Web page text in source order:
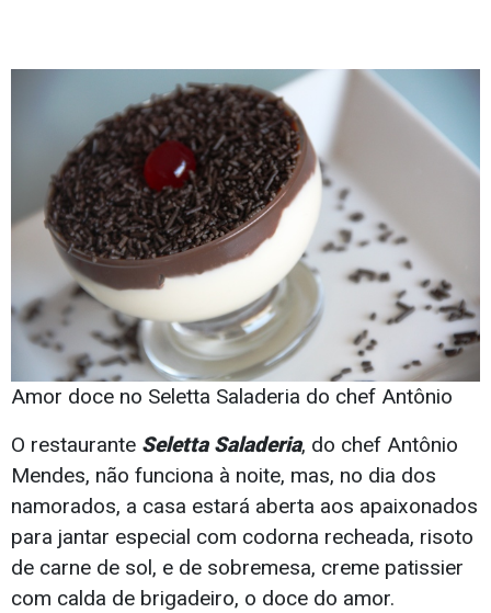
Amor doce no Seletta Saladeria do chef Antônio
O restaurante Seletta Saladeria, do chef Antônio
Mendes, não funciona à noite, mas, no dia dos
namorados, a casa estará aberta aos apaixonados
para jantar especial com codorna recheada, risoto
de carne de sol, e de sobremesa, creme patissier
com calda de brigadeiro, o doce do amor.